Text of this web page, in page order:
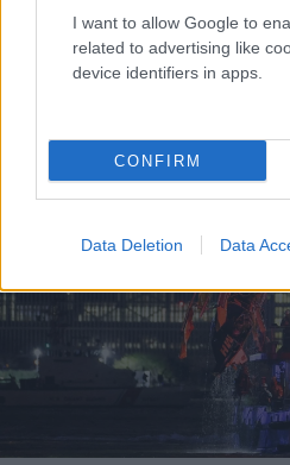
I want to allow Google to
related to advertising like
device identifiers in apps.
CONFIRM
Data Deletion Data
τύπου προσγείωση. Θα
αμερικανικό τηλεοπτικό